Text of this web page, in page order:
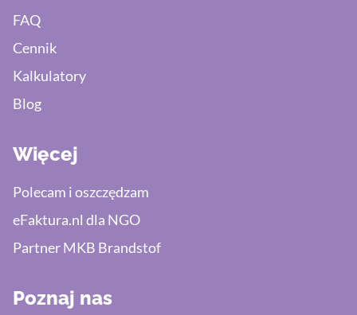
FAQ
Cennik
Kalkulatory
Blog
Więcej
Polecam i oszczędzam
eFaktura.nl dla NGO
Partner MKB Brandstof
Poznaj nas